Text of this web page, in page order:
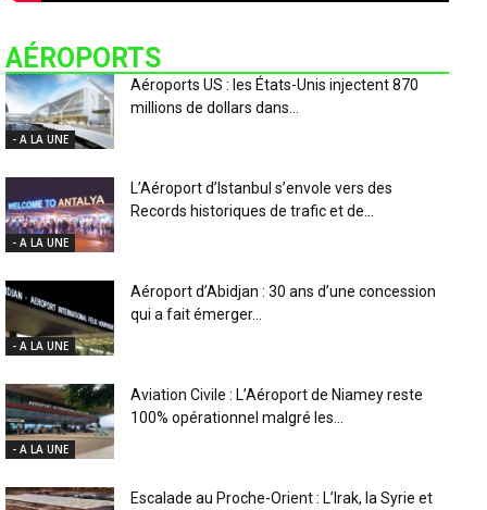
AÉROPORTS
- A LA UNE
Aéroports US : les États-Unis injectent 870
millions de dollars dans...
- A LA UNE
L’Aéroport d’Istanbul s’envole vers des
Records historiques de trafic et de...
- A LA UNE
Aéroport d’Abidjan : 30 ans d’une concession
qui a fait émerger...
- A LA UNE
Aviation Civile : L’Aéroport de Niamey reste
100% opérationnel malgré les...
Escalade au Proche-Orient : L’Irak, la Syrie et